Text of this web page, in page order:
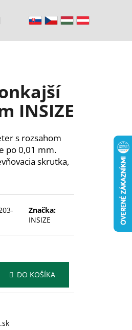
Nákupný
INSIZE
s rozsahom
po 0,01 mm.
skrutka,
Značka:
INSIZE
DO KOŠÍKA